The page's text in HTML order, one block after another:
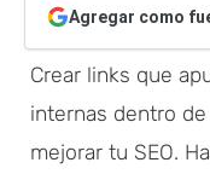
Agregar como
Crear links que
internas dentro
mejorar tu SEO.